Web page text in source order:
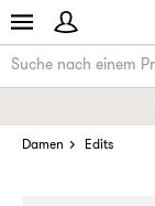
Damen Edits